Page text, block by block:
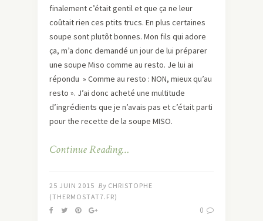
finalement c’était gentil et que ça ne leur
coûtait rien ces ptits trucs. En plus certaines
soupe sont plutôt bonnes. Mon fils qui adore
ça, m’a donc demandé un jour de lui préparer
une soupe Miso comme au resto. Je lui ai
répondu » Comme au resto : NON, mieux qu’au
resto ». J’ai donc acheté une multitude
d’ingrédients que je n’avais pas et c’était parti
pour the recette de la soupe MISO.
Continue Reading…
25 JUIN 2015 By CHRISTOPHE
(THERMOSTAT7.FR)
0